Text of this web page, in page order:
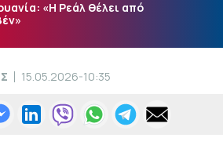
«Η Ρεάλ θέλει από
15.05.2026-10:35